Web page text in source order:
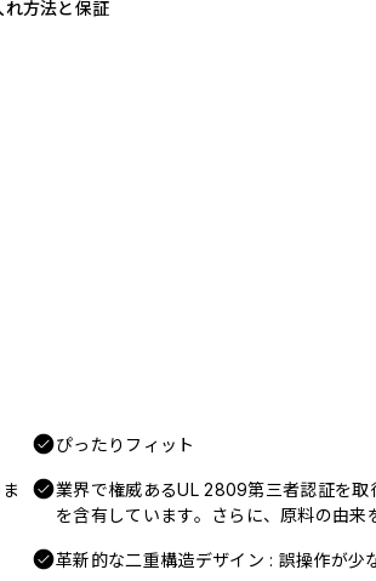
れ方法と保証
ぴったりフィット
業界で権威あるUL 2809第三者認証を
を含有しています。さらに、原料の由来
革新的な二重構造デザイン : 誤操作が少